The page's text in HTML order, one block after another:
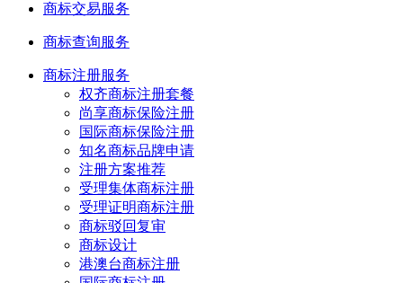
商标交易服务
商标查询服务
商标注册服务
权齐商标注册套餐
尚享商标保险注册
国际商标保险注册
知名商标品牌申请
注册方案推荐
受理集体商标注册
受理证明商标注册
商标驳回复审
商标设计
港澳台商标注册